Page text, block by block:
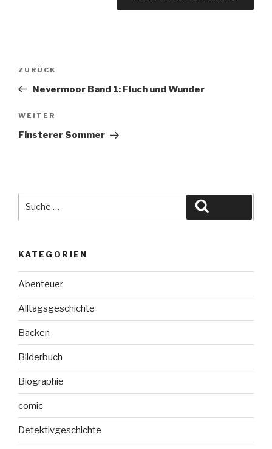
Beitragsnavigation
Vorheriger
Beitrag
ZURÜCK
Nevermoor Band 1: Fluch und Wunder
Nächster
Beitrag
WEITER
Finsterer Sommer
KATEGORIEN
Abenteuer
Alltagsgeschichte
Backen
Bilderbuch
Biographie
comic
Detektivgeschichte